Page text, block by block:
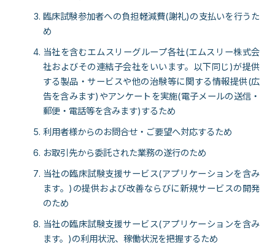
臨床試験参加者への負担軽減費(謝礼)の支払いを行うた
め
当社を含むエムスリーグループ各社(エムスリー株式会
社およびその連結子会社をいいます。以下同じ)が提供
する製品・サービスや他の治験等に関する情報提供(広
告を含みます)やアンケートを実施(電子メールの送信・
郵便・電話等を含みます)するため
利用者様からのお問合せ・ご要望へ対応するため
お取引先から委託された業務の遂行のため
当社の臨床試験支援サービス(アプリケーションを含み
ます。)の提供および改善ならびに新規サービスの開発
のため
当社の臨床試験支援サービス(アプリケーションを含み
ます。)の利用状況、稼働状況を把握するため